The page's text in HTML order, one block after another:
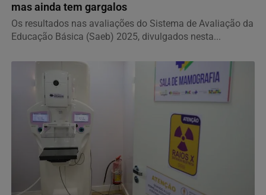
mas ainda tem gargalos
Os resultados nas avaliações do Sistema de Avaliação da
Educação Básica (Saeb) 2025, divulgados nesta...